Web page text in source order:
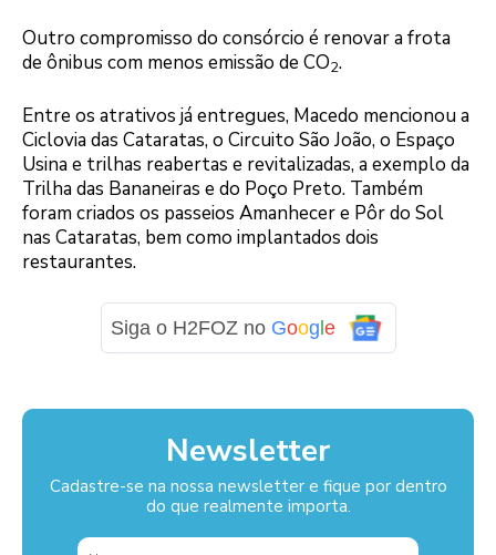
Outro compromisso do consórcio é renovar a frota
de ônibus com menos emissão de CO2.
Entre os atrativos já entregues, Macedo mencionou a
Ciclovia das Cataratas, o Circuito São João, o Espaço
Usina e trilhas reabertas e revitalizadas, a exemplo da
Trilha das Bananeiras e do Poço Preto. Também
foram criados os passeios Amanhecer e Pôr do Sol
nas Cataratas, bem como implantados dois
restaurantes.
Siga o H2FOZ no Goog e
Newsletter
Cadastre-se na nossa newsletter e fique por dentro
do que realmente importa.